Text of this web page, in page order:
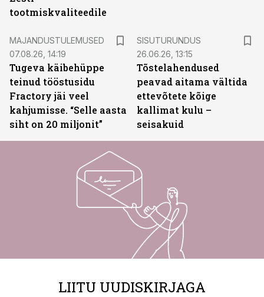
tootmiskvaliteedile
MAJANDUSTULEMUSED
07.08.26, 14:19
Tugeva käibehüppe
teinud tööstusidu
Fractory jäi veel
kahjumisse. “Selle aasta
siht on 20 miljonit”
SISUTURUNDUS
26.06.26, 13:15
Tõstelahendused
peavad aitama vältida
ettevõtete kõige
kallimat kulu –
seisakuid
LIITU UUDISKIRJAGA